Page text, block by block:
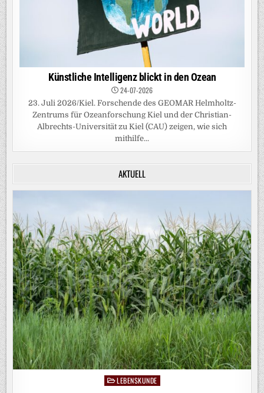
Künstliche Intelligenz blickt in den Ozean
24-07-2026
23. Juli 2026/Kiel. Forschende des GEOMAR Helmholtz-
Zentrums für Ozeanforschung Kiel und der Christian-
Albrechts-Universität zu Kiel (CAU) zeigen, wie sich
mithilfe...
AKTUELL
PostedLEBENSKUNDE